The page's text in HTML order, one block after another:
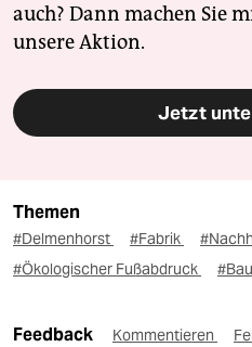
auch? Dann machen Sie
unsere Aktion.
Jetzt
Themen
#Delmenhorst #Fabrik
#Ökologischer Fußabdruck
Feedback Kommentieren